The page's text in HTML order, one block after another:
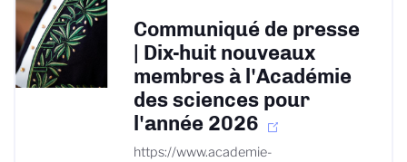
Communiqué de presse
| Dix-huit nouveaux
membres à l'Académie
des sciences pour
l'année 2026
https://www.academie-